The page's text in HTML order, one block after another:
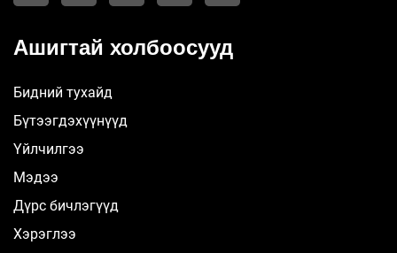
Ашигтай холбоосууд
Бидний тухайд
Бүтээгдэхүүнүүд
Үйлчилгээ
Мэдээ
Дүрс бичлэгүүд
Хэрэглээ